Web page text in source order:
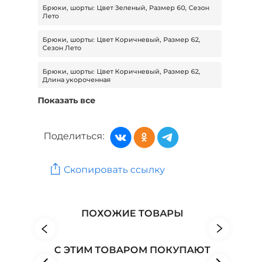
Брюки, шорты: Цвет Зеленый, Размер 60, Сезон
Лето
Брюки, шорты: Цвет Коричневый, Размер 62,
Сезон Лето
Брюки, шорты: Цвет Коричневый, Размер 62,
Длина укороченная
Брюки, шорты: Размер 62, Длина укороченная
Брюки, шорты: Цвет Зеленый, Размер 62
Брюки, шорты: Цвет Зеленый, Размер 62, Сезон
Женская одежда: Бренд Filorosso
Показать все
Поделиться:
Скопировать ссылку
ПОХОЖИЕ ТОВАРЫ
С ЭТИМ ТОВАРОМ ПОКУПАЮТ